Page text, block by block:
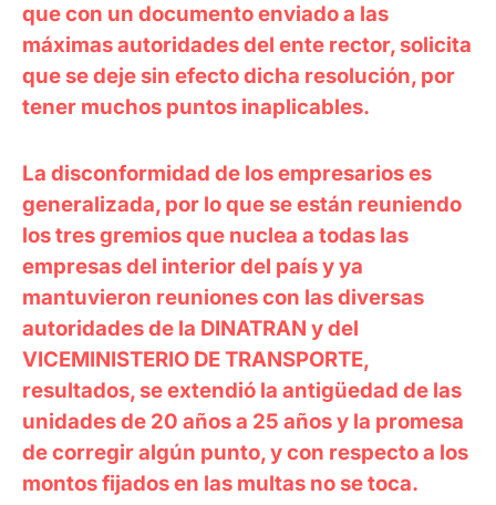
que con un documento enviado a las
máximas autoridades del ente rector, solicita
que se deje sin efecto dicha resolución, por
tener muchos puntos inaplicables.
La disconformidad de los empresarios es
generalizada, por lo que se están reuniendo
los tres gremios que nuclea a todas las
empresas del interior del país y ya
mantuvieron reuniones con las diversas
autoridades de la DINATRAN y del
VICEMINISTERIO DE TRANSPORTE,
resultados, se extendió la antigüedad de las
unidades de 20 años a 25 años y la promesa
de corregir algún punto, y con respecto a los
montos fijados en las multas no se toca.